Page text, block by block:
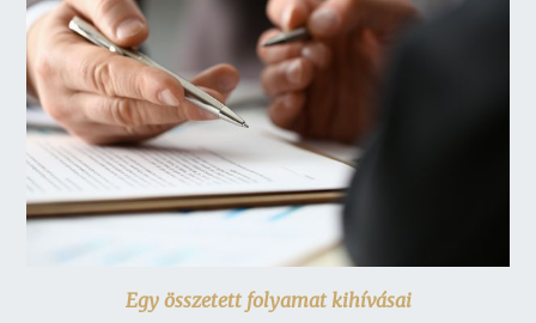
Egy összetett folyamat kihívásai